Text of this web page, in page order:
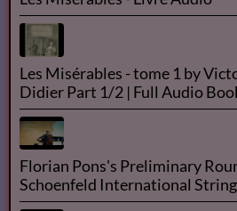
Les Misérables - tome 1 by
Didier Part 1/2 | Full Audio
Florian Pons's Preliminary
Schoenfeld International